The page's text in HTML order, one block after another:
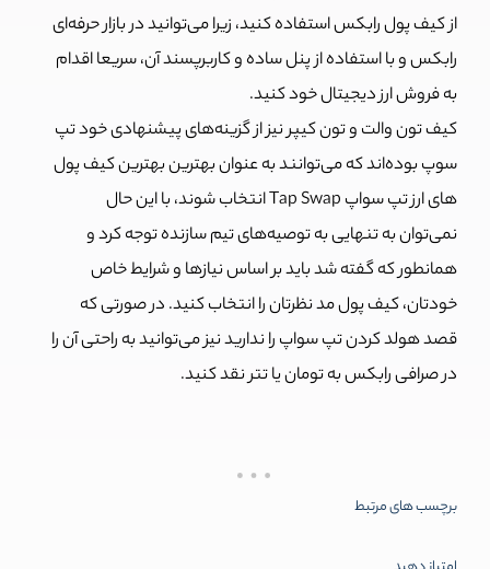
از کیف پول رابکس استفاده کنید، زیرا می‌توانید در بازار حرفه‌ای
رابکس و با استفاده از پنل ساده و کاربرپسند آن، سریعا اقدام
به فروش ارز دیجیتال خود کنید.
کیف تون والت و تون کیپر نیز از گزینه‌های پیشنهادی خود تپ
سوپ بوده‌اند که می‌توانند به عنوان بهترین بهترین کیف پول‌
های ارز تپ سواپ Tap Swap انتخاب شوند، با این حال
نمی‌توان به تنهایی به توصیه‌های تیم سازنده توجه کرد و
همانطور که گفته شد باید بر اساس نیازها و شرایط خاص
خودتان، کیف پول مد نظرتان را انتخاب کنید. در صورتی که
قصد هولد کردن تپ سواپ را ندارید نیز می‌توانید به راحتی آن را
در صرافی رابکس به تومان یا تتر نقد کنید.
برچسب های مرتبط